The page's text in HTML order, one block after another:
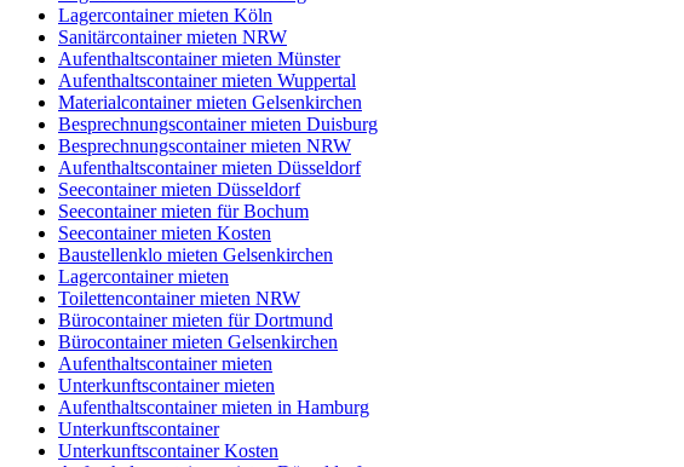
Lagercontainer mieten Köln
Sanitärcontainer mieten NRW
Aufenthaltscontainer mieten Münster
Aufenthaltscontainer mieten Wuppertal
Materialcontainer mieten Gelsenkirchen
Besprechnungscontainer mieten Duisburg
Besprechnungscontainer mieten NRW
Aufenthaltscontainer mieten Düsseldorf
Seecontainer mieten Düsseldorf
Seecontainer mieten für Bochum
Seecontainer mieten Kosten
Baustellenklo mieten Gelsenkirchen
Lagercontainer mieten
Toilettencontainer mieten NRW
Bürocontainer mieten für Dortmund
Bürocontainer mieten Gelsenkirchen
Aufenthaltscontainer mieten
Unterkunftscontainer mieten
Aufenthaltscontainer mieten in Hamburg
Unterkunftscontainer
Unterkunftscontainer Kosten